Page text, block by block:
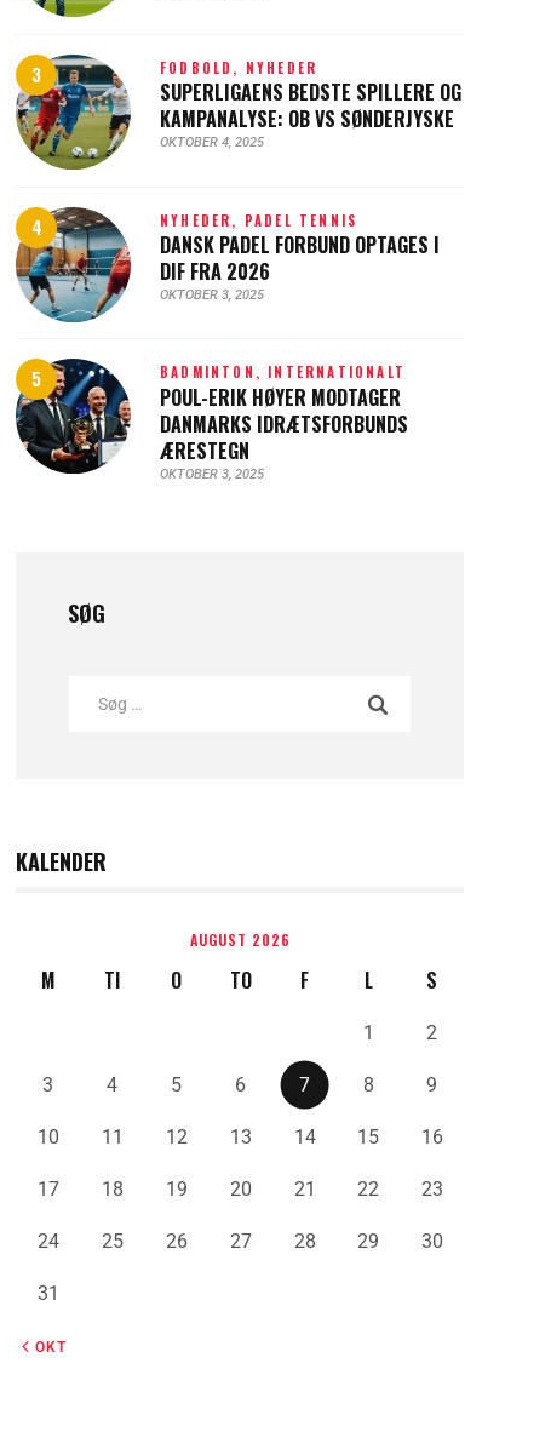
FODBOLD, NYHEDER
SUPERLIGAENS BEDSTE SPILLERE OG
KAMPANALYSE: OB VS SØNDERJYSKE
OKTOBER 4, 2025
NYHEDER, PADEL TENNIS
DANSK PADEL FORBUND OPTAGES I
DIF FRA 2026
OKTOBER 3, 2025
BADMINTON, INTERNATIONALT
POUL-ERIK HØYER MODTAGER
DANMARKS IDRÆTSFORBUNDS
ÆRESTEGN
OKTOBER 3, 2025
SØG
KALENDER
AUGUST 2026
M TI O TO F L S
1 2
3 4 5 6 7 8 9
10 11 12 13 14 15 16
17 18 19 20 21 22 23
24 25 26 27 28 29 30
31
« OKT